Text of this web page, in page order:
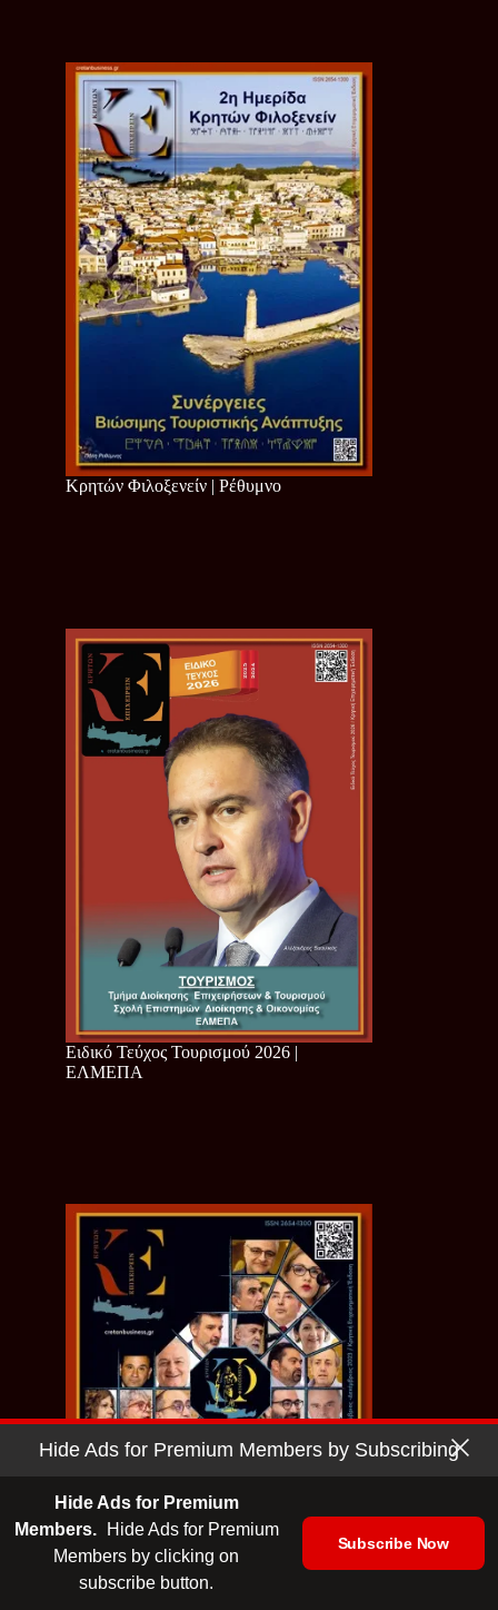
Κρητών Φιλοξενείν | Ρέθυμνο
Ειδικό Τεύχος Τουρισμού 2026 |
ΕΛΜΕΠΑ
Hide Ads for Premium Members by Subscribing
Hide Ads for Premium
Members.
Hide Ads for Premium
Members by clicking on
subscribe button.
Subscribe Now